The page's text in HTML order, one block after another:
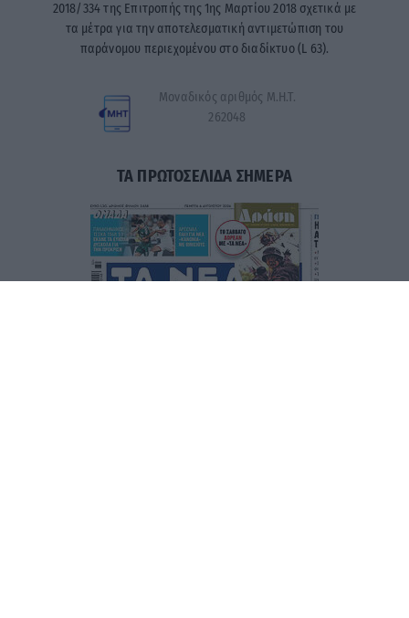
2018/334 της Επιτροπής της 1ης Μαρτίου 2018 σχετικά με
τα μέτρα για την αποτελεσματική αντιμετώπιση του
παράνομου περιεχομένου στο διαδίκτυο (L 63).
Μοναδικός αριθμός Μ.Η.Τ.
262048
ΤΑ ΠΡΩΤΟΣΕΛΙΔΑ ΣΗΜΕΡΑ